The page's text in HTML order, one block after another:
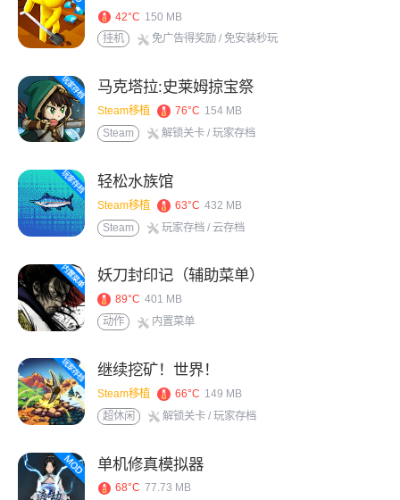
42°C 150 MB
挂机
免广告得奖励 / 免安装秒玩
马克塔拉:史莱姆掠宝祭
Steam移植 76°C 154 MB
Steam
解锁关卡 / 玩家存档
轻松水族馆
Steam移植 63°C 432 MB
Steam
玩家存档 / 云存档
妖刀封印记（辅助菜单）
89°C 401 MB
动作
内置菜单
继续挖矿！世界！
Steam移植 66°C 149 MB
超休闲
解锁关卡 / 玩家存档
单机修真模拟器
68°C 77.73 MB